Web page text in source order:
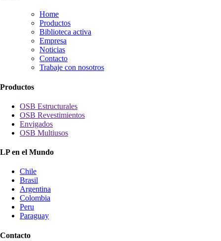
Home
Productos
Biblioteca activa
Empresa
Noticias
Contacto
Trabaje con nosotros
Productos
OSB Estructurales
OSB Revestimientos
Envigados
OSB Multiusos
LP en el Mundo
Chile
Brasil
Argentina
Colombia
Peru
Paraguay
Contacto